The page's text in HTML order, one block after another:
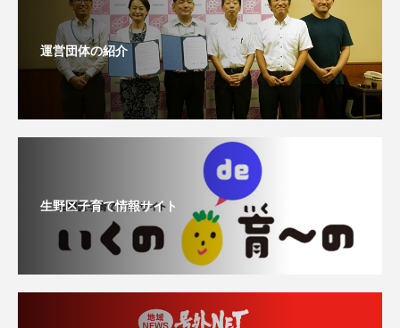
運営団体の紹介
生野区子育て情報サイト